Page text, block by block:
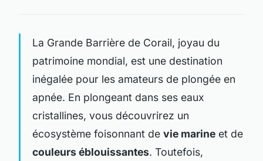
La Grande Barrière de Corail, joyau du
patrimoine mondial, est une destination
inégalée pour les amateurs de plongée en
apnée. En plongeant dans ses eaux
cristallines, vous découvrirez un
écosystème foisonnant de vie marine et de
couleurs éblouissantes. Toutefois,